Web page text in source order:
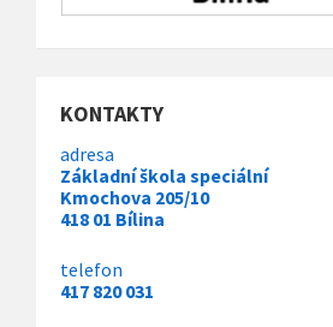
KONTAKTY
adresa
Základní škola speciální
Kmochova 205/10
418 01 Bílina
telefon
417 820 031